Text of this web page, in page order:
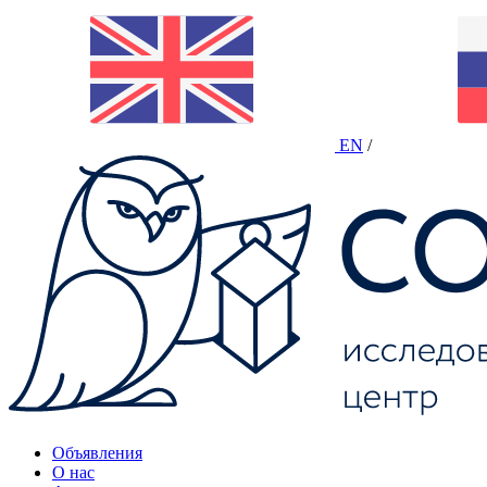
EN /
Объявления
О нас